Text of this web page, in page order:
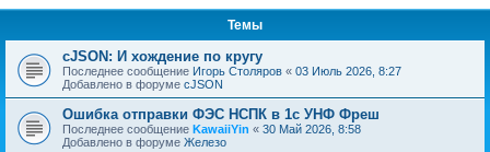
Темы
cJSON: И хождение по кругу
Последнее сообщение Игорь Столяров « 03 Июль 2026, 8:27
Добавлено в форуме cJSON
Ошибка отправки ФЭС НСПК в 1с УНФ Фреш
Последнее сообщение KawaiiYin « 30 Май 2026, 8:58
Добавлено в форуме Железо